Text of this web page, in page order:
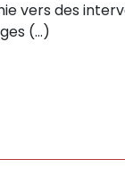
vers des
(…)